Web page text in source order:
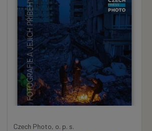
Czech Photo, o. p. s.